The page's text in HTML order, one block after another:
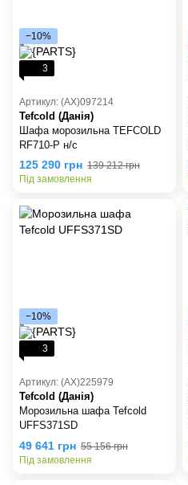
−10%
3
Артикул: (AX)097214
Tefcold (Данія)
Шафа морозильна TEFCOLD
RF710-P н/с
125 290 грн 139 212 грн
Під замовлення
−10%
3
Артикул: (AX)225979
Tefcold (Данія)
Морозильна шафа Tefcold
UFFS371SD
49 641 грн 55 156 грн
Під замовлення